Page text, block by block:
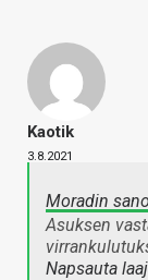
Kaotik
3.8.2021
Moradin
Asuksen
Napsauta